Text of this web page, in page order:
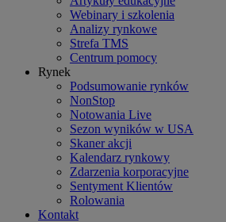
Webinary i szkolenia
Analizy rynkowe
Strefa TMS
Centrum pomocy
Rynek
Podsumowanie rynków
NonStop
Notowania Live
Sezon wyników w USA
Skaner akcji
Kalendarz rynkowy
Zdarzenia korporacyjne
Sentyment Klientów
Rolowania
Kontakt